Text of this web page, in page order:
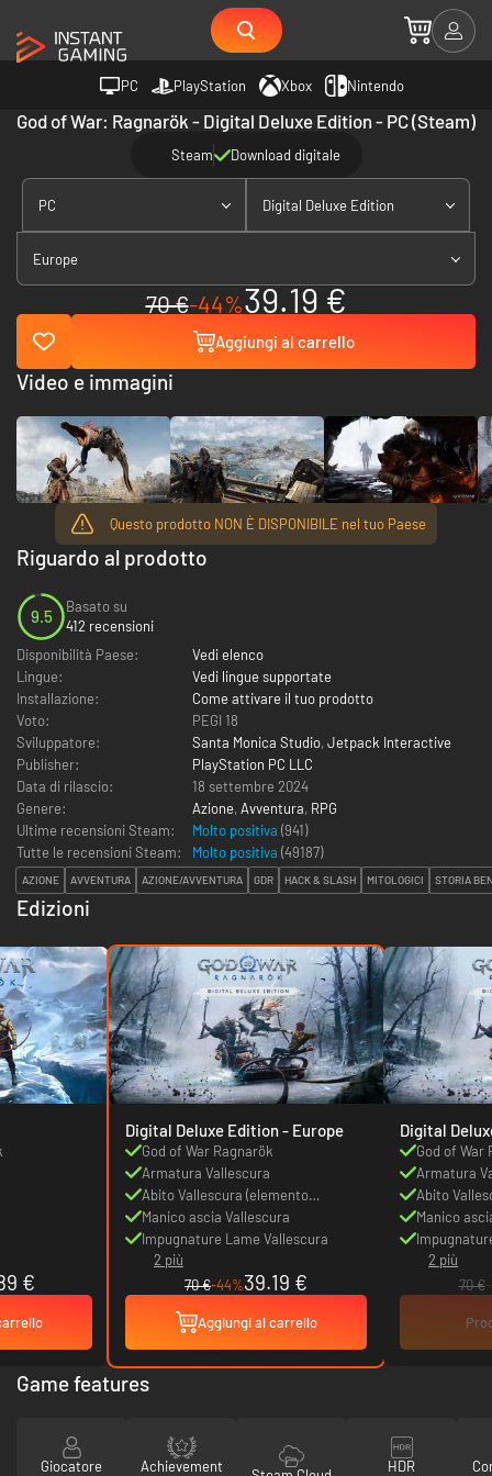
PC PlayStation Xbox Nintendo
God of War: Ragnarök - Digital Deluxe Edition - PC (Steam)
Steam Download digitale
PC Digital Deluxe Edition
Europe
70 €-44%39.19 €
Aggiungi al carrello
Questo prodotto NON È DISPONIBILE nel tuo Paese
Riguardo al prodotto
9.5
Basato su
412 recensioni
Disponibilità Paese:
Vedi elenco
Lingue:
Vedi lingue supportate
Installazione:
Come attivare il tuo prodotto
Voto:
PEGI 18
Sviluppatore:
Santa Monica Studio, Jetpack Interactive
Publisher:
PlayStation PC LLC
Data di rilascio:
18 settembre 2024
Genere:
Azione, Avventura, RPG
Ultime recensioni Steam:
Molto positiva (941)
Tutte le recensioni Steam:
Molto positiva (49187)
AZIONE AVVENTURA AZIONE/AVVENTURA GDR HACK & SLASH MITOLOGICI STORIA
Edizioni
€
Digital Deluxe Edition - Europe
God of War Ragnarök
Armatura Vallescura
Abito Vallescura (elemento
cosmetico)
Manico ascia Vallescura
Impugnature Lame Vallescura
2 più
70 €-44%39.19 €
Aggiungi al carrello
Digital Deluxe
Canada
God of War
Armatura
Abito
cosmetico)
Manico
2 più
70 €-
Video e immagini
Game features
Giocatore
Achievement
HDR